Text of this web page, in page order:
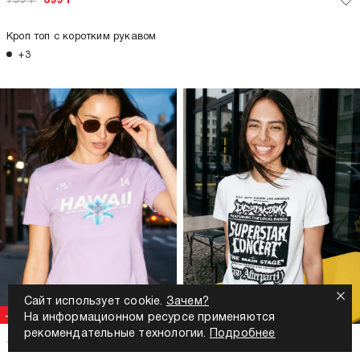
Кроп топ с коротким рукавом
+3
-71%
1 399 399Р
-71%
1 399Р 399Р
Сайт использует cookie. Зачем?
На информационном ресурсе применяются
рекомендательные технологии.
Подробнее